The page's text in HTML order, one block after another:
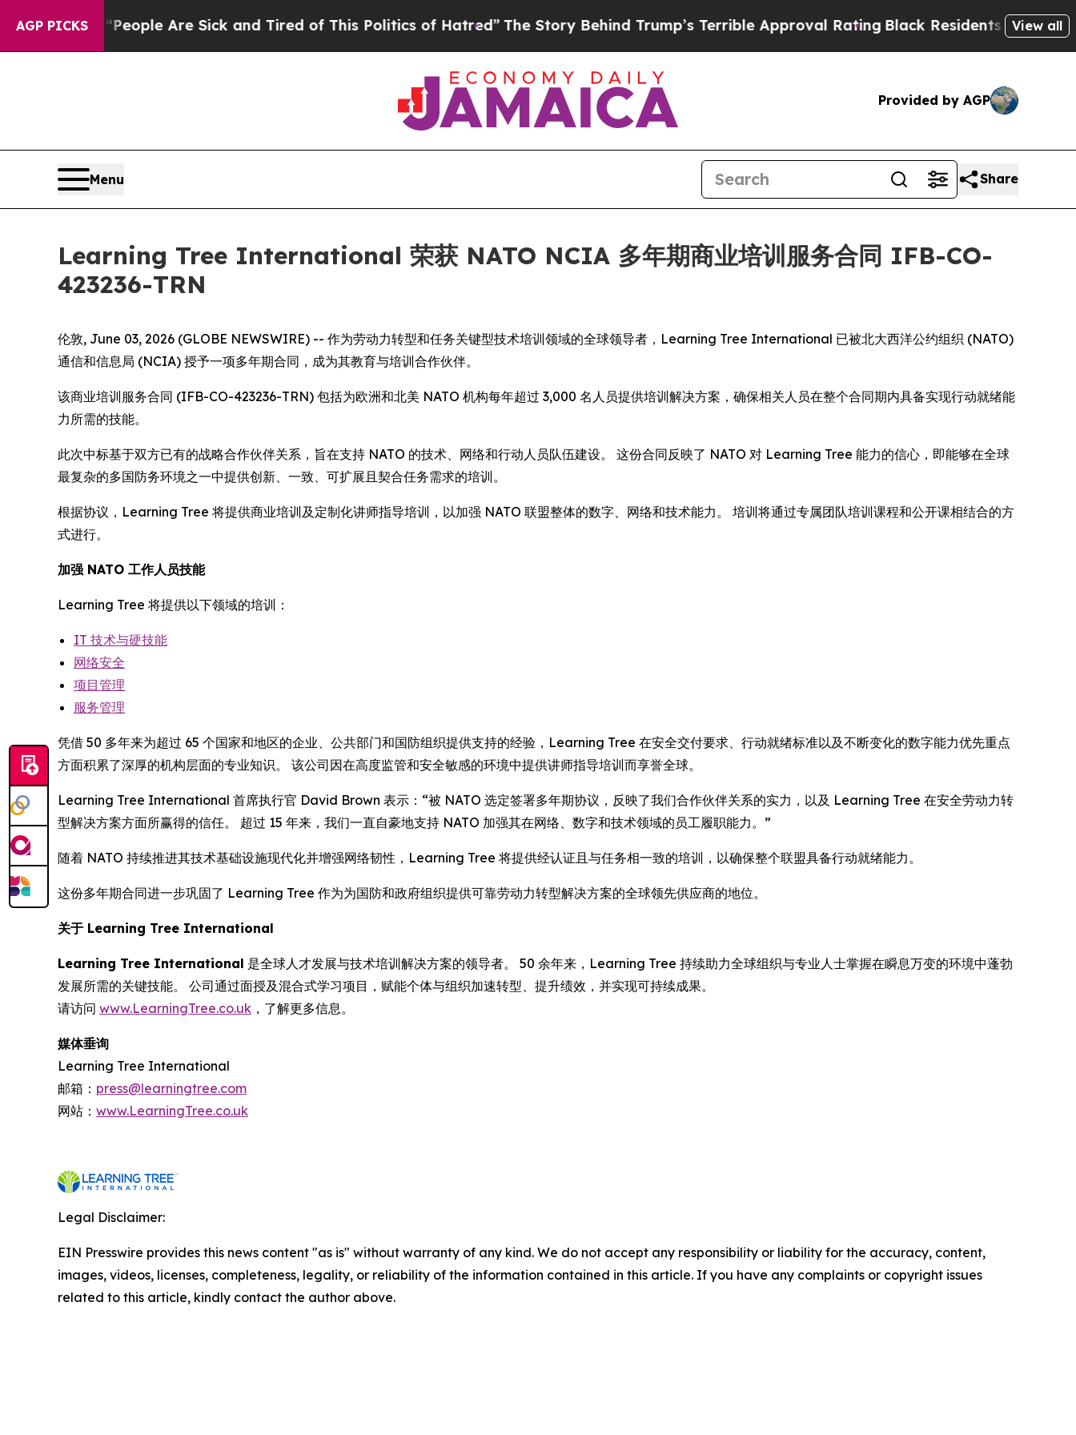
AGP PICKS
Win: “People Are Sick and Tired of This Politics of Hatred”The Story Behind Trump’s Terrible Approval Rating Black Residents Warned ofView all
Provided by AGP
Menu Share
Learning Tree International 荣获 NATO NCIA 多年期商业培训服务合同 IFB-CO-
423236-TRN
伦敦, June 03, 2026 (GLOBE NEWSWIRE) -- 作为劳动力转型和任务关键型技术培训领域的全球领导者，Learning Tree International 已被北大西洋公约组织 (NATO)
通信和信息局 (NCIA) 授予一项多年期合同，成为其教育与培训合作伙伴。
该商业培训服务合同 (IFB-CO-423236-TRN) 包括为欧洲和北美 NATO 机构每年超过 3,000 名人员提供培训解决方案，确保相关人员在整个合同期内具备实现行动就绪能
力所需的技能。
此次中标基于双方已有的战略合作伙伴关系，旨在支持 NATO 的技术、网络和行动人员队伍建设。 这份合同反映了 NATO 对 Learning Tree 能力的信心，即能够在全球
最复杂的多国防务环境之一中提供创新、一致、可扩展且契合任务需求的培训。
根据协议，Learning Tree 将提供商业培训及定制化讲师指导培训，以加强 NATO 联盟整体的数字、网络和技术能力。 培训将通过专属团队培训课程和公开课相结合的方
式进行。
加强 NATO 工作人员技能
Learning Tree 将提供以下领域的培训：
IT 技术与硬技能
网络安全
项目管理
服务管理
凭借 50 多年来为超过 65 个国家和地区的企业、公共部门和国防组织提供支持的经验，Learning Tree 在安全交付要求、行动就绪标准以及不断变化的数字能力优先重点
方面积累了深厚的机构层面的专业知识。 该公司因在高度监管和安全敏感的环境中提供讲师指导培训而享誉全球。
Learning Tree International 首席执行官 David Brown 表示：“被 NATO 选定签署多年期协议，反映了我们合作伙伴关系的实力，以及 Learning Tree 在安全劳动力转
型解决方案方面所赢得的信任。 超过 15 年来，我们一直自豪地支持 NATO 加强其在网络、数字和技术领域的员工履职能力。”
随着 NATO 持续推进其技术基础设施现代化并增强网络韧性，Learning Tree 将提供经认证且与任务相一致的培训，以确保整个联盟具备行动就绪能力。
这份多年期合同进一步巩固了 Learning Tree 作为为国防和政府组织提供可靠劳动力转型解决方案的全球领先供应商的地位。
关于 Learning Tree International
Learning Tree International 是全球人才发展与技术培训解决方案的领导者。 50 余年来，Learning Tree 持续助力全球组织与专业人士掌握在瞬息万变的环境中蓬勃
发展所需的关键技能。 公司通过面授及混合式学习项目，赋能个体与组织加速转型、提升绩效，并实现可持续成果。
请访问 www.LearningTree.co.uk ，了解更多信息。
媒体垂询
Learning Tree International
邮箱： press@learningtree.com
网站： www.LearningTree.co.uk
Legal Disclaimer:
EIN Presswire provides this news content "as is" without warranty of any kind. We do not accept any responsibility or liability for the accuracy, content,
images, videos, licenses, completeness, legality, or reliability of the information contained in this article. If you have any complaints or copyright issues
related to this article, kindly contact the author above.